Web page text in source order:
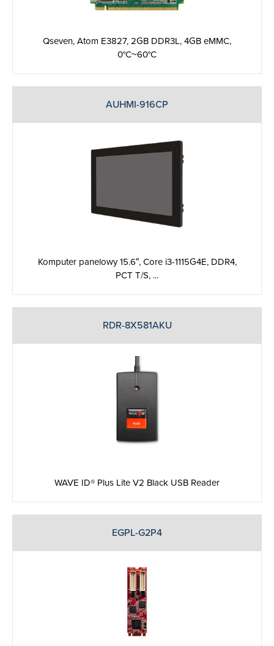
Qseven, Atom E3827, 2GB DDR3L, 4GB eMMC,
0°C~60°C
AUHMI-916CP
Komputer panelowy 15.6″, Core i3-1115G4E, DDR4,
PCT T/S, ...
RDR-8X581AKU
WAVE ID® Plus Lite V2 Black USB Reader
EGPL-G2P4